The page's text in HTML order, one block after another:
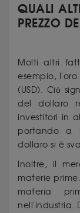
QUALI
PREZZO
Molti altri
esempio,
(USD). Ciò
del dollaro
investitori in
portando a
dollaro si è
Inoltre, il
materie
materia
nell'industria.